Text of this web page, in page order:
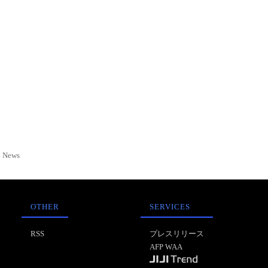
OTHER
RSS
SERVICES
プレスリリース
AFP WAA